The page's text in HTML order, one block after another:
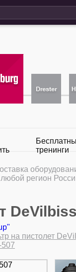
тренинги
регион
на пистолет
507